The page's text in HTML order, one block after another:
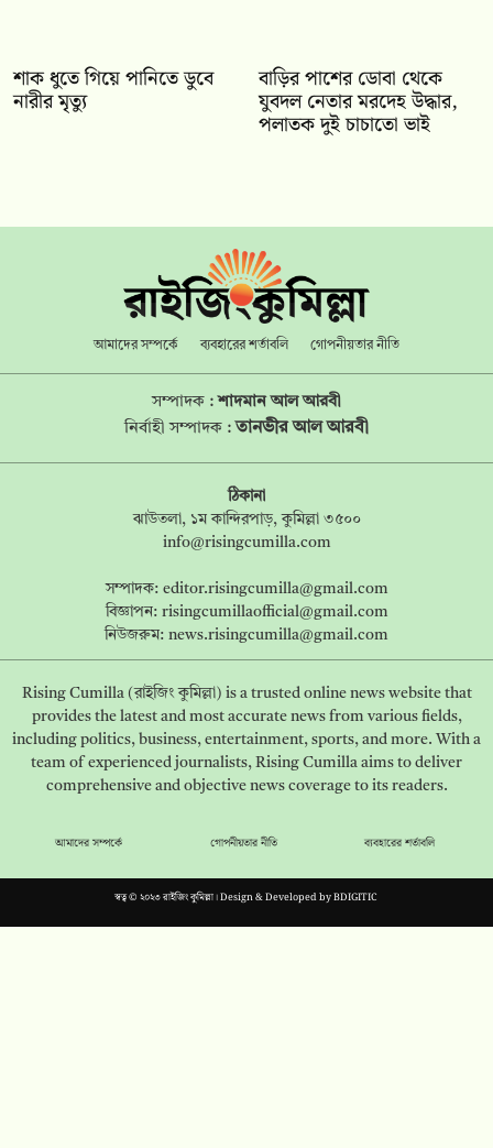
শাক ধুতে গিয়ে পানিতে ডুবে
নারীর মৃত্যু
বাড়ির পাশের ডোবা থেকে
যুবদল নেতার মরদেহ উদ্ধার,
পলাতক দুই চাচাতো ভাই
আমাদের সম্পর্কে ব্যবহারের শর্তাবলি গোপনীয়তার নীতি
সম্পাদক :শাদমান আল আরবী
নির্বাহী সম্পাদক : তানভীর আল আরবী
ঠিকানা
ঝাউতলা, ১ম কান্দিরপাড়, কুমিল্লা ৩৫০০
info@risingcumilla.com
সম্পাদক: editor.risingcumilla@gmail.com
বিজ্ঞাপন: risingcumillaofficial@gmail.com
নিউজরুম: news.risingcumilla@gmail.com
Rising Cumilla (রাইজিং কুমিল্লা) is a trusted online news website that
provides the latest and most accurate news from various fields,
including politics, business, entertainment, sports, and more. With a
team of experienced journalists, Rising Cumilla aims to deliver
comprehensive and objective news coverage to its readers.
আমাদের সম্পর্কে গোপনীয়তার নীতি ব্যবহারের শর্তাবলি
স্বত্ব © ২০২৩ রাইজিং কুমিল্লা। Design & Developed byBDIGITIC